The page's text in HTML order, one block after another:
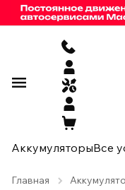
АккумуляторыВсе
Главная